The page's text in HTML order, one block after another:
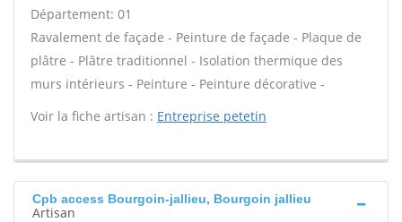
Département: 01
Ravalement de façade - Peinture de façade - Plaque de
plâtre - Plâtre traditionnel - Isolation thermique des
murs intérieurs - Peinture - Peinture décorative -
Voir la fiche artisan : Entreprise petetin
Cpb access Bourgoin-jallieu, Bourgoin jallieu
Artisan